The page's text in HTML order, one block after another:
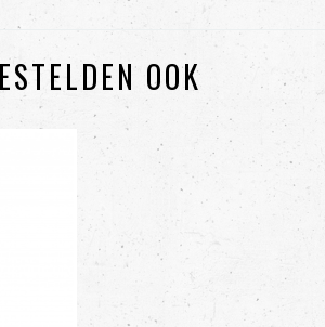
OOK